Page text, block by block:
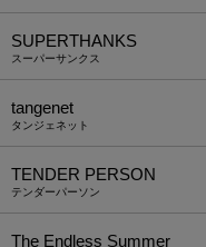
SUPERTHANKS
スーパーサンクス
tangenet
タンジェネット
TENDER PERSON
テンダーパーソン
The Endless Summer